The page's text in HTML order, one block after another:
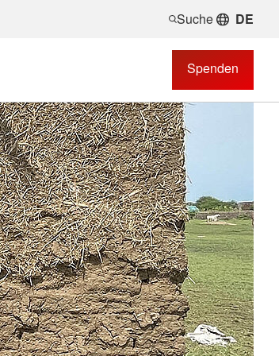
Suche DE
Spenden